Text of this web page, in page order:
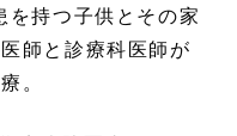
を持つ子供とその家
師と診療科医師が
。